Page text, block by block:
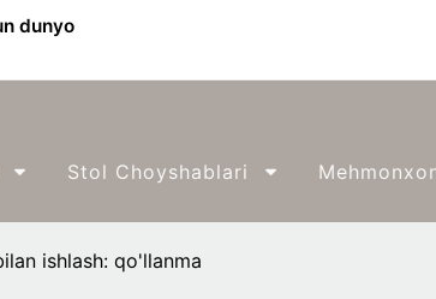
dunyo
Stol Choyshablari
ishlash: qo'llanma